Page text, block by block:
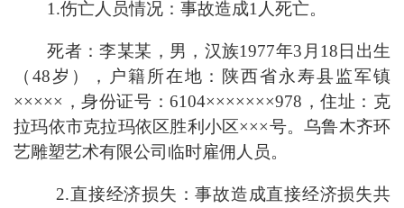
1.伤亡人员情况：事故造成1人死亡。
死者：李某某，男，汉族1977年3月18日出生
（48岁），户籍所在地：陕西省永寿县监军镇
×××××，身份证号：6104×××××××978，住址：克
拉玛依市克拉玛依区胜利小区×××号。乌鲁木齐环
艺雕塑艺术有限公司临时雇佣人员。
2.直接经济损失：事故造成直接经济损失共